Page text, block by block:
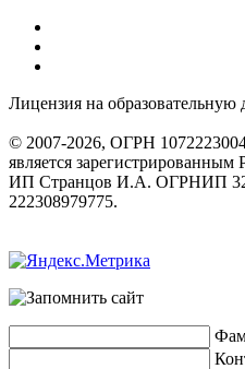
Лицензия на образовательную
© 2007-2026, ОГРН
является
ИП Странцов И.А. ОГРНИП
222308979775.